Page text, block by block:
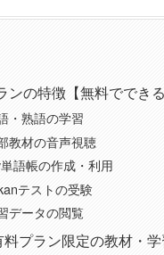
ンの特徴【無料でできる
・熟語の学習
教材の音声視聴
語帳の作成・利用
テストの受験
データの閲覧
料プラン限定の教材・